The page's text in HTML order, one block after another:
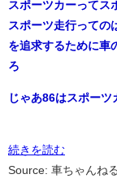
スポーツカーってス
スポーツ走行っての
を追求するために車
ろ
じゃあ86はスポーツ
続きを読む
Source: 車ちゃんねる